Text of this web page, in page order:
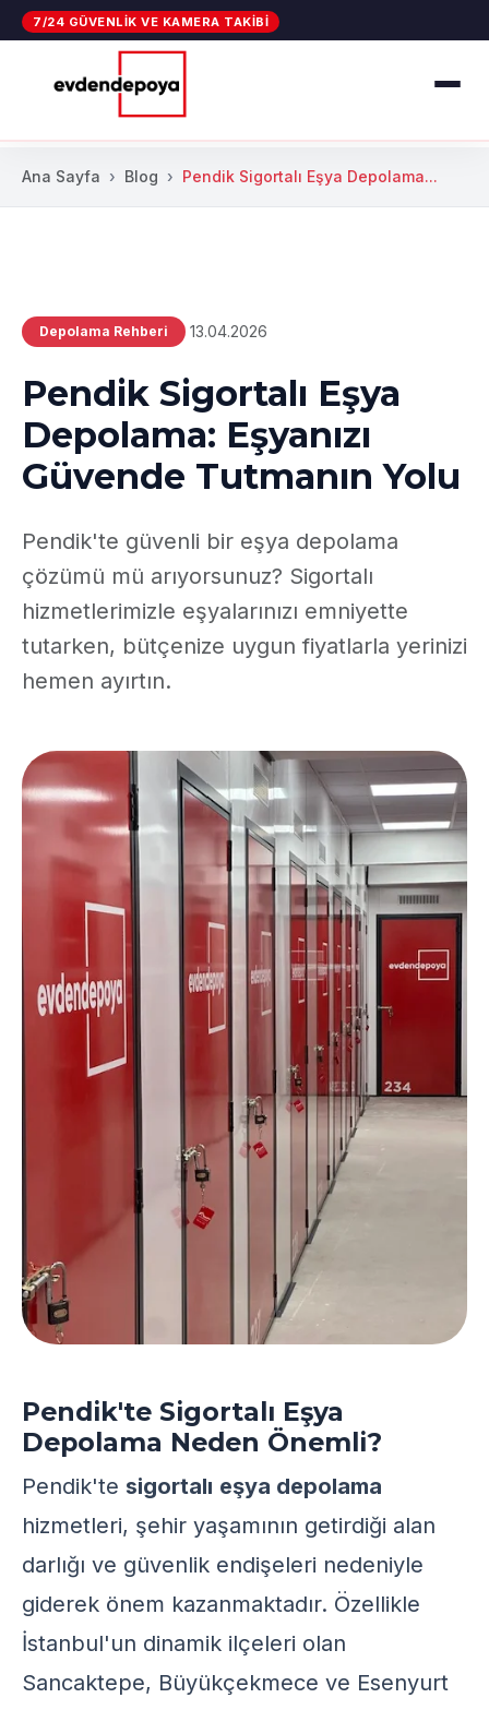
7/24 GÜVENLIK VE KAMERA TAKIBI
Ana Sayfa Blog Pendik Sigortalı Eşya Depolama...
Depolama Rehberi 13.04.2026
Pendik Sigortalı Eşya
Depolama: Eşyanızı
Güvende Tutmanın Yolu
Pendik'te güvenli bir eşya depolama
çözümü mü arıyorsunuz? Sigortalı
hizmetlerimizle eşyalarınızı emniyette
tutarken, bütçenize uygun fiyatlarla yerinizi
hemen ayırtın.
Pendik'te Sigortalı Eşya
Depolama Neden Önemli?
Pendik'te sigortalı eşya depolama
hizmetleri, şehir yaşamının getirdiği alan
darlığı ve güvenlik endişeleri nedeniyle
giderek önem kazanmaktadır. Özellikle
İstanbul'un dinamik ilçeleri olan
Sancaktepe, Büyükçekmece ve Esenyurt